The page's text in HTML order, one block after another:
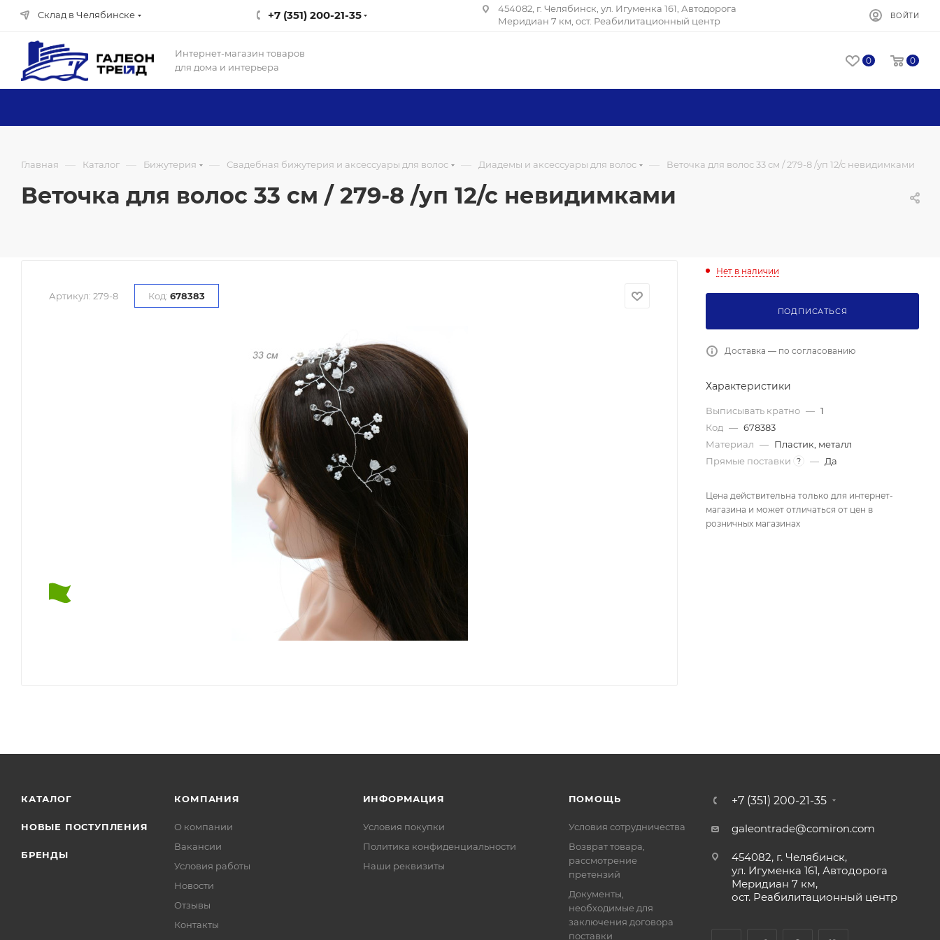
Склад в Челябинске +7 (351) 200-21-35
454082, г. Челябинск, ул. Игуменка 161, Автодорога
Меридиан 7 км, ост. Реабилитационный центр
ВОЙТИ
Интернет-магазин товаров
для дома и интерьера
0 0
Главная — Каталог — Бижутерия — Свадебная бижутерия и аксессуары для волос — Диадемы и аксессуары для волос — Веточка для волос 33 см / 279-8 /уп 12/с невидимками
Веточка для волос 33 см / 279-8 /уп 12/с невидимками
Артикул: 279-8 Код: 678383
Нет в наличии
ПОДПИСАТЬСЯ
Доставка — по согласованию
Характеристики
Выписывать кратно — 1
Код — 678383
Материал — Пластик, металл
Прямые поставки
? — Да
Цена действительна только для интернет-
магазина и может отличаться от цен в
розничных магазинах
КАТАЛОГ
НОВЫЕ ПОСТУПЛЕНИЯ
БРЕНДЫ
КОМПАНИЯ
О компании
Вакансии
Условия работы
Новости
Отзывы
Контакты
ИНФОРМАЦИЯ
Условия покупки
Политика конфиденциальности
Наши реквизиты
ПОМОЩЬ
Условия сотрудничества
Возврат товара,
рассмотрение
претензий
Документы,
необходимые для
заключения договора
поставки
+7 (351) 200-21-35
galeontrade@comiron.com
454082, г. Челябинск,
ул. Игуменка 161, Автодорога
Меридиан 7 км,
ост. Реабилитационный центр